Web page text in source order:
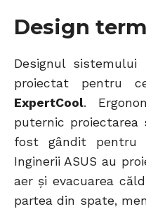
Design
Designul
proiectat pentru
ExpertCool.
puternic
fost gândit pentru
Inginerii ASUS au
aer și evacuarea
partea din spate,